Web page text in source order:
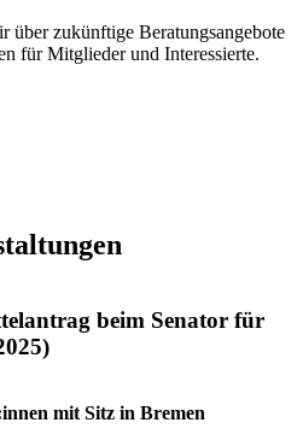
über zukünftige Beratungsangebote
für Mitglieder und Interessierte.
beim Senator für
mit Sitz in Bremen